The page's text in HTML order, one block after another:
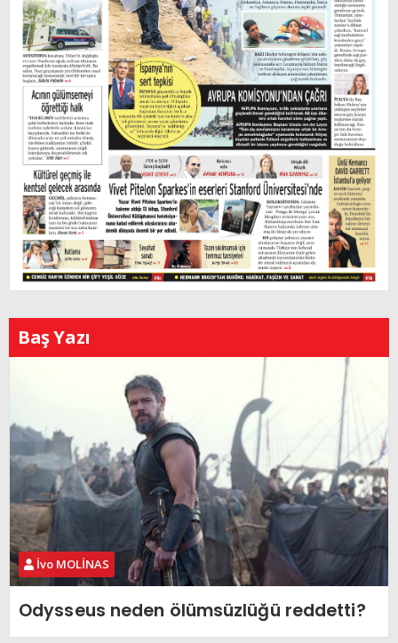
Baş Yazı
İvo MOLİNAS
Odysseus neden ölümsüzlüğü reddetti?